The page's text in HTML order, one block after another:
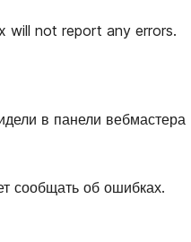
will not report any errors.
в панели вебмастера
сообщать об ошибках.